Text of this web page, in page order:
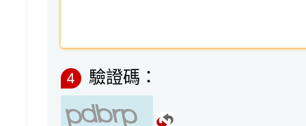
4 驗證碼：